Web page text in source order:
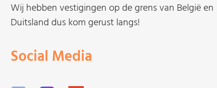
Wij hebben vestigingen op de grens van België en
Duitsland dus kom gerust langs!
Social Media